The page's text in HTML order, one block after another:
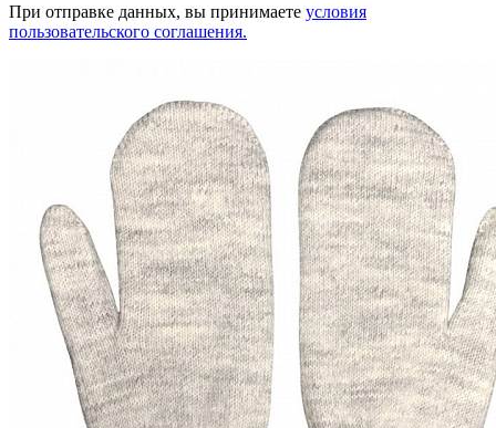
При отправке данных, вы принимаете условия
пользовательского соглашения.